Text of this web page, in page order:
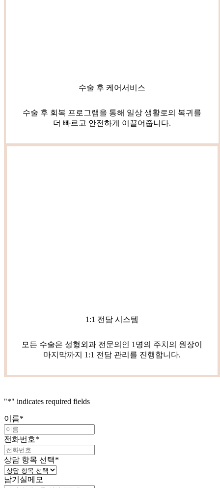
수술 후 케어서비스
수술 후 회복 프로그램을 통해 일상 생활로의 복귀를
더 빠르고 안전하게 이끌어줍니다.
1:1 전담 시스템
모든 수술은 성형외과 전문의인 1명의 주치의 원장이
마지막까지 1:1 전담 관리를 진행합니다.
"*" indicates required fields
이름*
전화번호*
상담 항목 선택*
남기실메모